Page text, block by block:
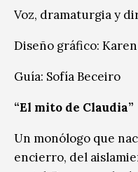
Voz, dramaturgia y
Diseño gráfico:
Guía: Sofía Beceiro
“El mito de Claudia”
Un monólogo que
encierro, del